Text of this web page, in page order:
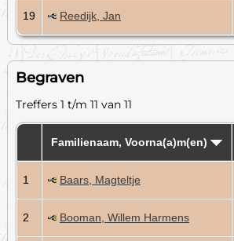
19 Reedijk, Jan
Begraven
Treffers 1 t/m 11 van 11
Familienaam, Voorna(a)m(en)
1 Baars, Magteltje
2 Booman, Willem Harmens